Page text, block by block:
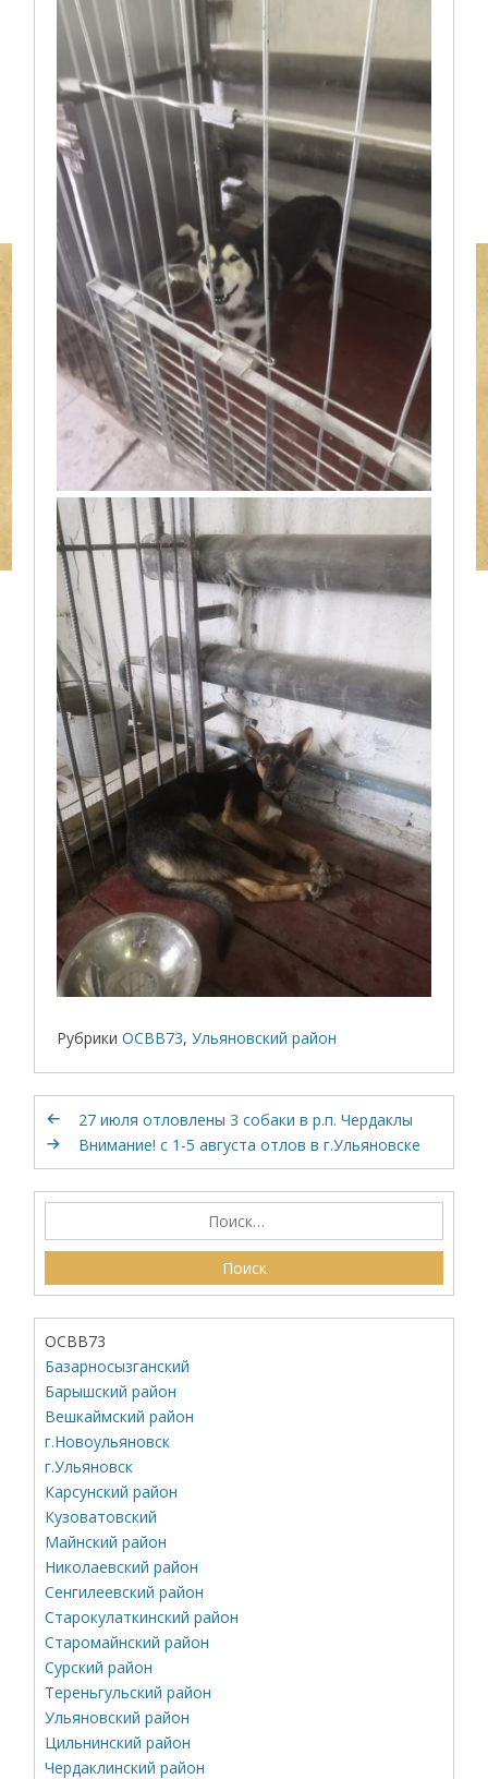
Рубрики ОСВВ73,Ульяновский район
27 июля отловлены 3 собаки в р.п. Чердаклы
Внимание! с 1-5 августа отлов в г.Ульяновске
ОСВВ73
Базарносызганский
Барышский район
Вешкаймский район
г.Новоульяновск
г.Ульяновск
Карсунский район
Кузоватовский
Майнский район
Николаевский район
Сенгилеевский район
Старокулаткинский район
Старомайнский район
Сурский район
Тереньгульский район
Ульяновский район
Цильнинский район
Чердаклинский район